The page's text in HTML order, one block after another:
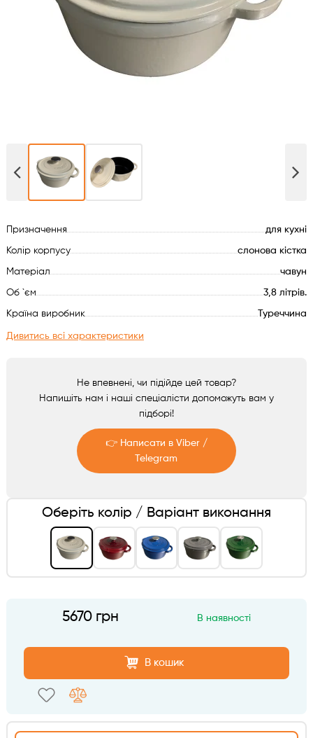
Духові шафи
Варильні поверхні
Посудомийки
Пральні машини
Холодильне обладнання
Аксесуари
Призначення для кухні
Колір корпусу слонова кістка
Матеріал чавун
Об `єм 3,8 літрів.
Країна виробник Туреччина
Дивитись всі характеристики
Не впевнені, чи підійде цей товар?
Напишіть нам і наші спеціалісти допоможуть вам у
підборі!
👉 Написати в Viber /
Telegram
Viber
5670 грн В наявності
В кошик
Оберіть колір / Варіант виконання